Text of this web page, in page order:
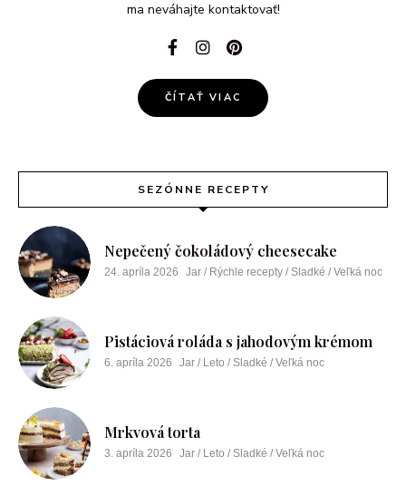
ma neváhajte kontaktovať!
ČÍTAŤ VIAC
SEZÓNNE RECEPTY
Nepečený čokoládový cheesecake
24. apríla 2026 Jar / Rýchle recepty / Sladké / Veľká noc
Pistáciová roláda s jahodovým krémom
6. apríla 2026 Jar / Leto / Sladké / Veľká noc
Mrkvová torta
3. apríla 2026 Jar / Leto / Sladké / Veľká noc